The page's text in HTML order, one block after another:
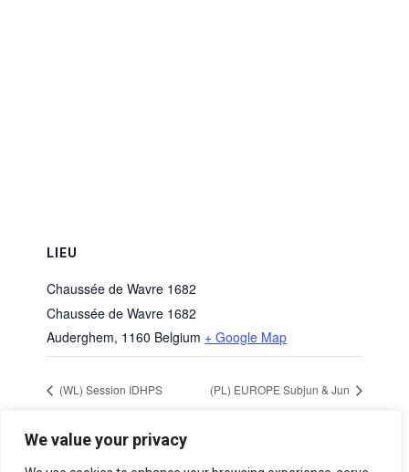
We value your privacy
LIEU
Chaussée de Wavre 1682
Chaussée de Wavre 1682
Auderghem, 1160 Belgium + Google Map
(WL) Session IDHPS (PL) EUROPE Subjun & Jun